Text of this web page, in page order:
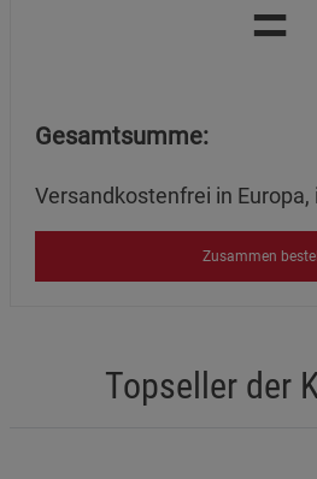
=
Gesamtsumme:
Versandkostenfrei in Europa,
Zusammen
Topseller der